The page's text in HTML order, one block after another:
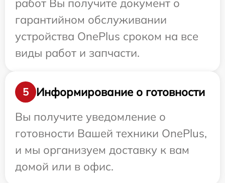
работ Вы получите документ о
гарантийном обслуживании
устройства OnePlus сроком на все
виды работ и запчасти.
5
Информирование о готовности
Вы получите уведомление о
готовности Вашей техники OnePlus,
и мы организуем доставку к вам
домой или в офис.